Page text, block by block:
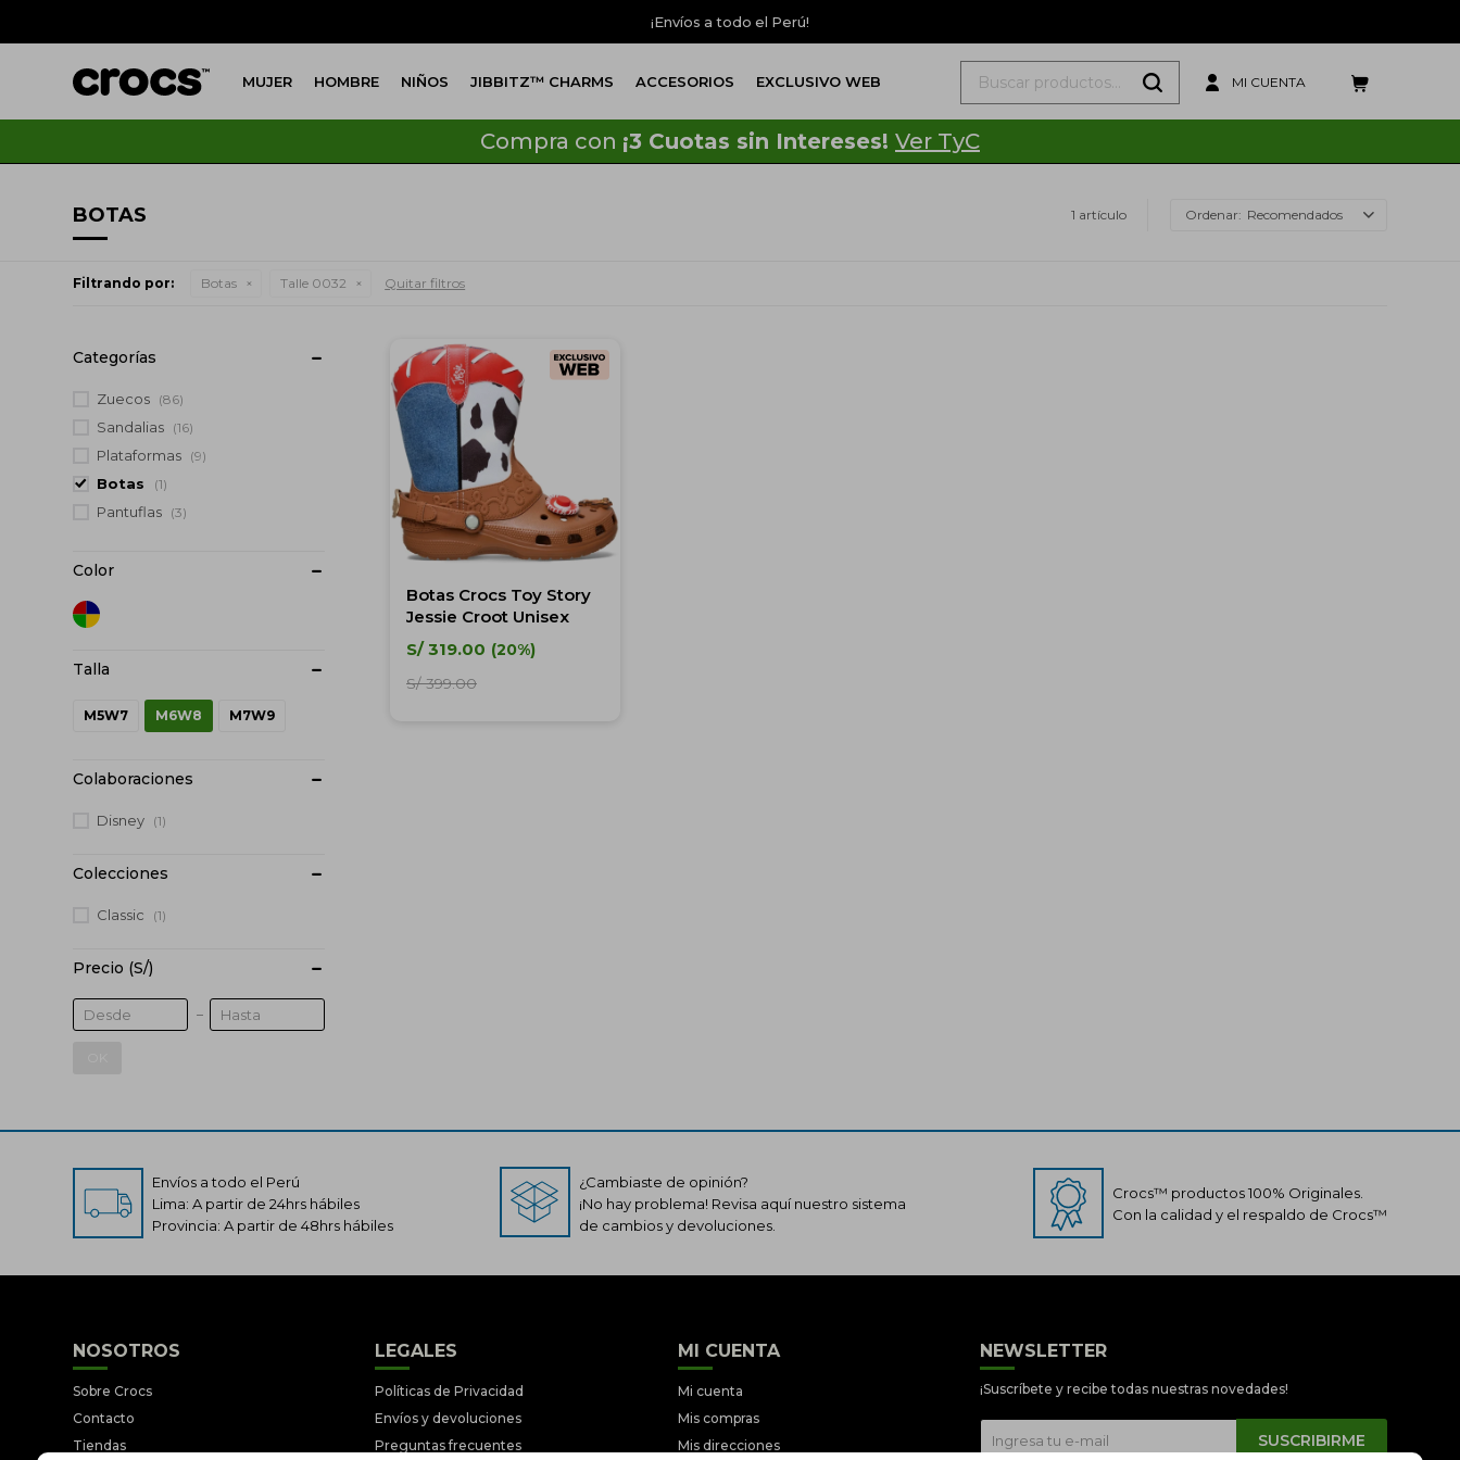
Crocs Perú
¡Envíos a todo el Perú!
MUJER HOMBRE NIÑOS JIBBITZ™ CHARMS ACCESORIOS EXCLUSIVO WEB
Compra con ¡3 Cuotas sin Intereses! Ver TyC
BOTAS 1 artículo Recomendados
Filtrando por: Botas Talle 0032 Quitar filtros
Botas Crocs Toy Story
Jessie Croot Unisex
S/ 319.00 20
S/ 399.00
Categorías
Zuecos (86)
Sandalias (16)
Plataformas (9)
Botas (1)
Pantuflas (3)
M5W7 M6W8 M7W9
Precio (S/)
Color
Colecciones
Classic (1)
Colaboraciones
Disney (1)
Envíos a todo el Perú
Lima: A partir de 24hrs hábiles
Provincia: A partir de 48hrs hábiles
¿Cambiaste de opinión?
¡No hay problema! Revisa aquí nuestro sistema
de cambios y devoluciones.
Crocs™ productos 100% Originales.
Con la calidad y el respaldo de Crocs™
NOSOTROS
Sobre Crocs
Contacto
Tiendas
LEGALES
Políticas de Privacidad
Envíos y devoluciones
Preguntas frecuentes
MI CUENTA
Mi cuenta
Mis compras
Mis direcciones
NEWSLETTER
¡Suscríbete y recibe todas nuestras novedades!
SUSCRIBIRME